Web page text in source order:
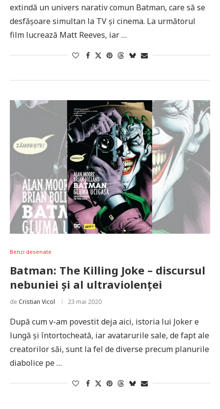
extindă un univers narativ comun Batman, care să se
desfășoare simultan la TV și cinema. La următorul
film lucrează Matt Reeves, iar …
Benzi desenate
Batman: The Killing Joke – discursul
nebuniei și al ultraviolenței
de Cristian Vicol 23 mai 2020
După cum v-am povestit deja aici, istoria lui Joker e
lungă și întortocheată, iar avatarurile sale, de fapt ale
creatorilor săi, sunt la fel de diverse precum planurile
diabolice pe …